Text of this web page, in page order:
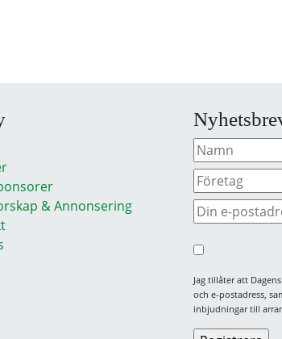
& Annonsering
Jag tillåter att
och e-postadress,
inbjudningar till